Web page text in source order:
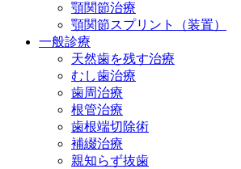
顎関節治療
顎関節スプリント（装置）
一般診療
天然歯を残す治療
むし歯治療
歯周治療
根管治療
歯根端切除術
補綴治療
親知らず抜歯